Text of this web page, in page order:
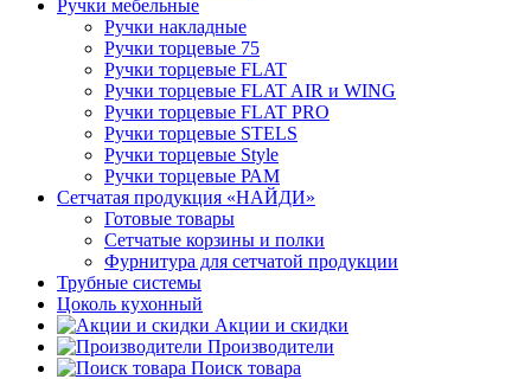
Ручки мебельные
Ручки накладные
Ручки торцевые 75
Ручки торцевые FLAT
Ручки торцевые FLAT AIR и WING
Ручки торцевые FLAT PRO
Ручки торцевые STELS
Ручки торцевые Style
Ручки торцевые РАМ
Сетчатая продукция «НАЙДИ»
Готовые товары
Сетчатые корзины и полки
Фурнитура для сетчатой продукции
Трубные системы
Цоколь кухонный
Акции и скидки
Производители
Поиск товара